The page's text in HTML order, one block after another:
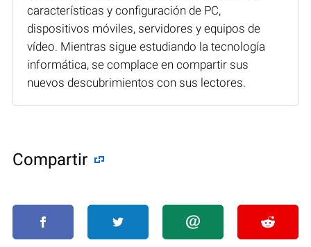
características y configuración de PC,
dispositivos móviles, servidores y equipos de
vídeo. Mientras sigue estudiando la tecnología
informática, se complace en compartir sus
nuevos descubrimientos con sus lectores.
Compartir